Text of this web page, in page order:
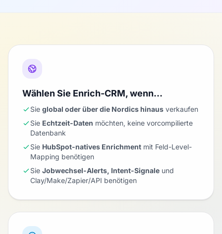
Wählen Sie Enrich-CRM, wenn…
Sie global oder über die Nordics hinaus verkaufen
Sie Echtzeit-Daten möchten, keine vorcompilierte
Datenbank
Sie HubSpot-natives Enrichment mit Feld-Level-
Mapping benötigen
Sie Jobwechsel-Alerts, Intent-Signale und
Clay/Make/Zapier/API benötigen